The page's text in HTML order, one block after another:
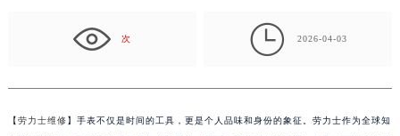
次  2026-04-03
【劳力士维修】手表不仅是时间的工具，更是个人品味和身份的象征。劳力士作为全球知